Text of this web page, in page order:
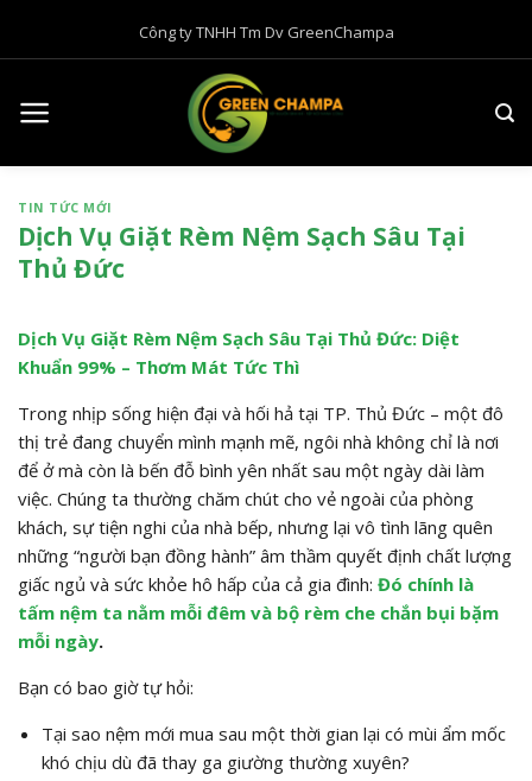
Công ty TNHH Tm Dv GreenChampa
TIN TỨC MỚI
Dịch Vụ Giặt Rèm Nệm Sạch Sâu Tại
Thủ Đức
Dịch Vụ Giặt Rèm Nệm Sạch Sâu Tại Thủ Đức: Diệt
Khuẩn 99% – Thơm Mát Tức Thì
Trong nhịp sống hiện đại và hối hả tại TP. Thủ Đức – một đô
thị trẻ đang chuyển mình mạnh mẽ, ngôi nhà không chỉ là nơi
để ở mà còn là bến đỗ bình yên nhất sau một ngày dài làm
việc. Chúng ta thường chăm chút cho vẻ ngoài của phòng
khách, sự tiện nghi của nhà bếp, nhưng lại vô tình lãng quên
những “người bạn đồng hành” âm thầm quyết định chất lượng
giấc ngủ và sức khỏe hô hấp của cả gia đình: Đó chính là
tấm nệm ta nằm mỗi đêm và bộ rèm che chắn bụi bặm
mỗi ngày.
Bạn có bao giờ tự hỏi:
Tại sao nệm mới mua sau một thời gian lại có mùi ẩm mốc
khó chịu dù đã thay ga giường thường xuyên?